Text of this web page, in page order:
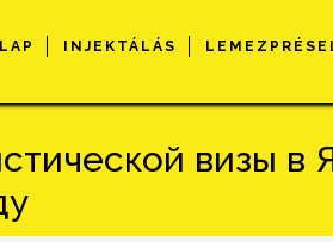
INJEKTÁLÁS
визы в